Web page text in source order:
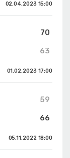
02.04.2023 15:00
70
63
01.02.2023 17:00
59
66
05.11.2022 18:00